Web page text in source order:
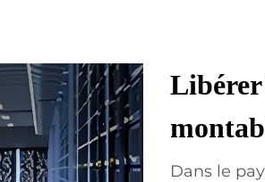
Libérer
Dans le